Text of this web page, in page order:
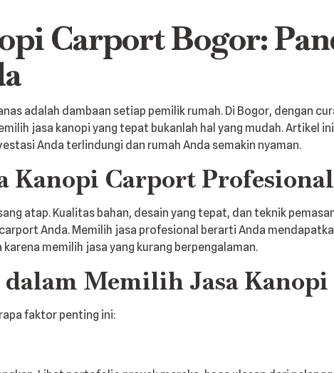
Carport Bogor:
adalah dambaan setiap pemilik rumah. Di Bogor, dengan
jasa kanopi yang tepat bukanlah hal yang mudah. Artikel
Anda terlindungi dan rumah Anda semakin nyaman.
Kanopi Carport
atap. Kualitas bahan, desain yang tepat, dan teknik
Anda. Memilih jasa profesional berarti Anda
memilih jasa yang kurang berpengalaman.
Memilih Jasa
faktor penting ini: